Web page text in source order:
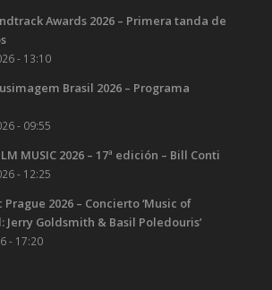
Awards 2026 – Primera tanda de
- 13:10
Brasil 2026 – Programa
- 09:55
MUSIC 2026 – 17ª edición – Bill Conti
- 12:25
2026 – Concierto ‘Music of
Jerry Goldsmith & Basil Poledouris’
- 17:20